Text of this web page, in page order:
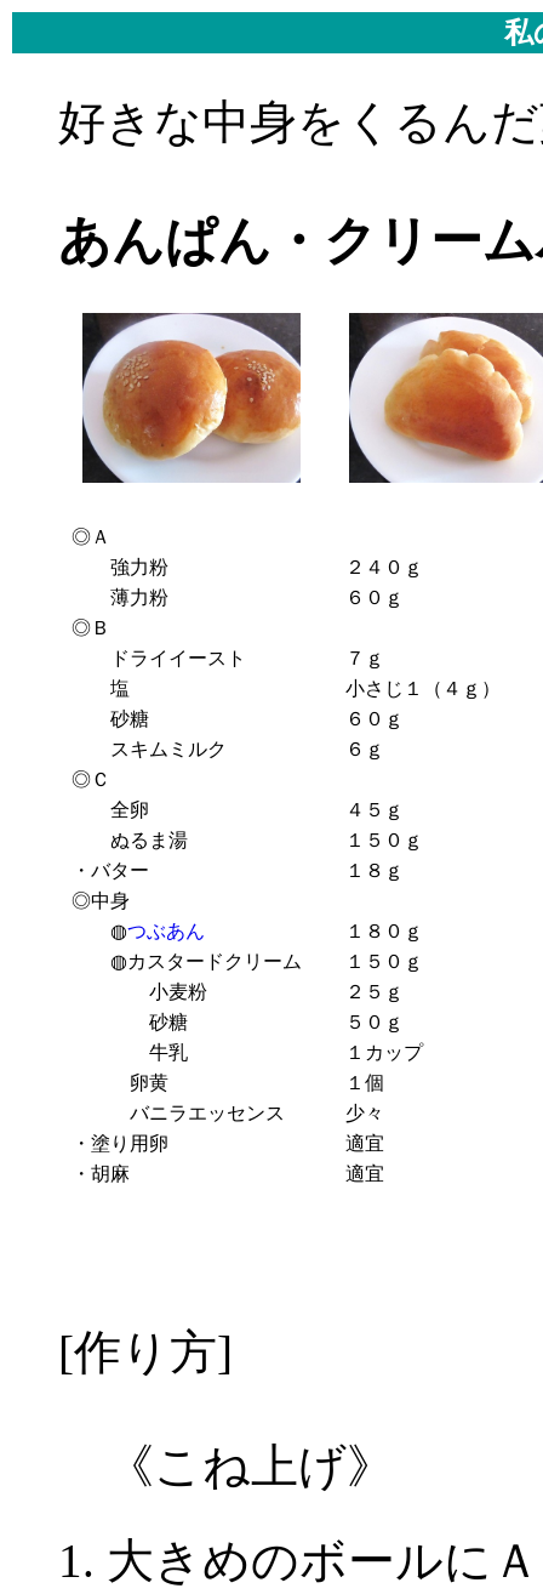
私
好きな中身をくるん
あんぱん・クリー
◎Ａ
強力粉
２４０ｇ
薄力粉
６０ｇ
◎Ｂ
ドライイースト
７ｇ
塩
小さじ１（４ｇ）
砂糖
６０ｇ
スキムミルク
６ｇ
◎Ｃ
全卵
４５ｇ
ぬるま湯
１５０ｇ
・バター
１８ｇ
◎中身
◍つぶあん
１８０ｇ
◍カスタードクリーム
１５０ｇ
小麦粉
２５ｇ
砂糖
５０ｇ
牛乳
１カップ
卵黄
１個
バニラエッセンス
少々
・塗り用卵
適宜
・胡麻
適宜
[作り方]
《こね上げ》
大きめのボールに